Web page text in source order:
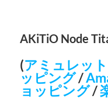
AKiTiO Node
(アミュレッ
ッピング/
ョッピング/